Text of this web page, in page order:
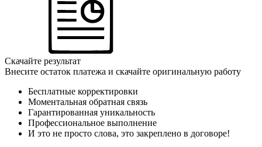
Скачайте результат
Внесите остаток платежа и скачайте оригинальную работу
Бесплатные корректировки
Моментальная обратная связь
Гарантированная уникальность
Профессиональное выполнение
И это не просто слова, это закреплено в договоре!